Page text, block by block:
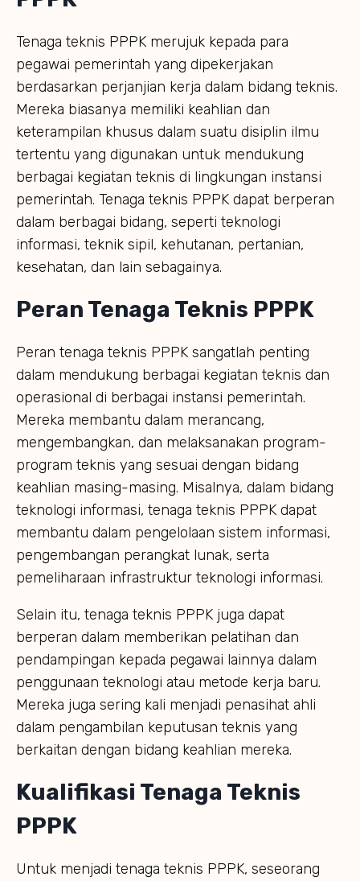
Tenaga teknis PPPK merujuk kepada para
pegawai pemerintah yang dipekerjakan
berdasarkan perjanjian kerja dalam bidang teknis.
Mereka biasanya memiliki keahlian dan
keterampilan khusus dalam suatu disiplin ilmu
tertentu yang digunakan untuk mendukung
berbagai kegiatan teknis di lingkungan instansi
pemerintah. Tenaga teknis PPPK dapat berperan
dalam berbagai bidang, seperti teknologi
informasi, teknik sipil, kehutanan, pertanian,
kesehatan, dan lain sebagainya.
Peran Tenaga Teknis PPPK
Peran tenaga teknis PPPK sangatlah penting
dalam mendukung berbagai kegiatan teknis dan
operasional di berbagai instansi pemerintah.
Mereka membantu dalam merancang,
mengembangkan, dan melaksanakan program-
program teknis yang sesuai dengan bidang
keahlian masing-masing. Misalnya, dalam bidang
teknologi informasi, tenaga teknis PPPK dapat
membantu dalam pengelolaan sistem informasi,
pengembangan perangkat lunak, serta
pemeliharaan infrastruktur teknologi informasi.
Selain itu, tenaga teknis PPPK juga dapat
berperan dalam memberikan pelatihan dan
pendampingan kepada pegawai lainnya dalam
penggunaan teknologi atau metode kerja baru.
Mereka juga sering kali menjadi penasihat ahli
dalam pengambilan keputusan teknis yang
berkaitan dengan bidang keahlian mereka.
Kualifikasi Tenaga Teknis
PPPK
Untuk menjadi tenaga teknis PPPK, seseorang